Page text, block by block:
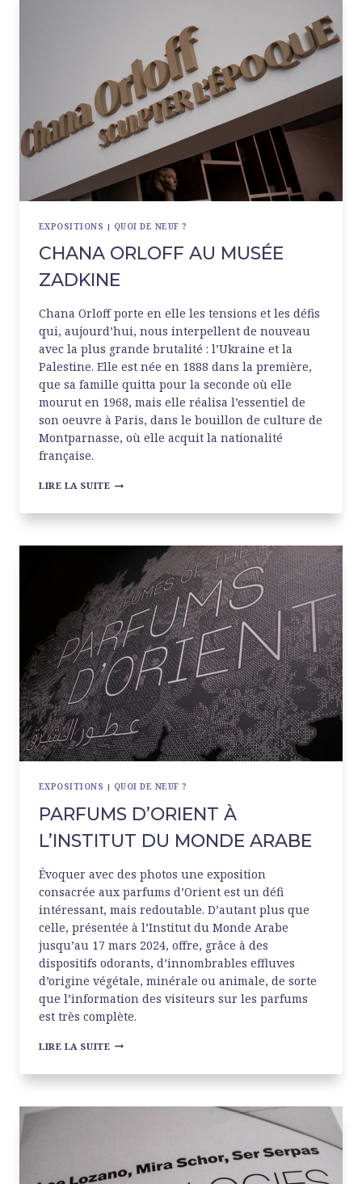
EXPOSITIONS | QUOI DE NEUF ?
CHANA ORLOFF AU MUSÉE
ZADKINE
Chana Orloff porte en elle les tensions et les défis
qui, aujourd’hui, nous interpellent de nouveau
avec la plus grande brutalité : l’Ukraine et la
Palestine. Elle est née en 1888 dans la première,
que sa famille quitta pour la seconde où elle
mourut en 1968, mais elle réalisa l’essentiel de
son oeuvre à Paris, dans le bouillon de culture de
Montparnasse, où elle acquit la nationalité
française.
LIRE LA SUITE CHANA
AU
EXPOSITIONS | QUOI DE NEUF ?
PARFUMS D’ORIENT À
L’INSTITUT DU MONDE ARABE
Évoquer avec des photos une exposition
consacrée aux parfums d’Orient est un défi
intéressant, mais redoutable. D’autant plus que
celle, présentée à l’Institut du Monde Arabe
jusqu’au 17 mars 2024, offre, grâce à des
dispositifs odorants, d’innombrables effluves
d’origine végétale, minérale ou animale, de sorte
que l’information des visiteurs sur les parfums
est très complète.
LIRE LA SUITE PARFUMS